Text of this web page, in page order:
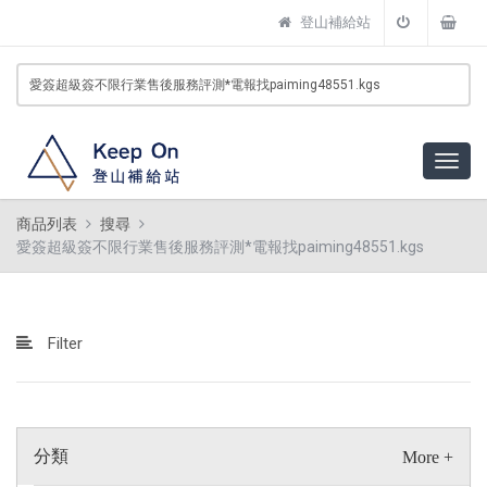
登山補給站
商品列表
搜尋
愛簽超級簽不限行業售後服務評測*電報找paiming48551.kgs
Filter
分類